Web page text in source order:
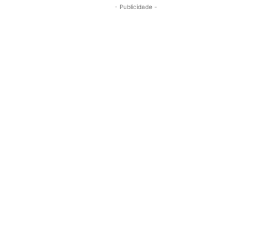
- Publicidade -